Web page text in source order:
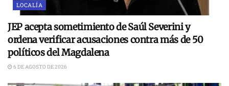
LOCALÍA
JEP acepta sometimiento de Saúl Severini y
ordena verificar acusaciones contra más de 50
políticos del Magdalena
6 DE AGOSTO DE 2026